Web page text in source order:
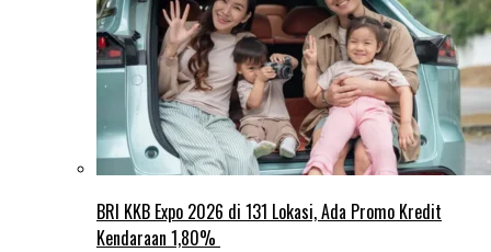
BRI KKB Expo 2026 di 131 Lokasi, Ada Promo Kredit
Kendaraan 1,80%